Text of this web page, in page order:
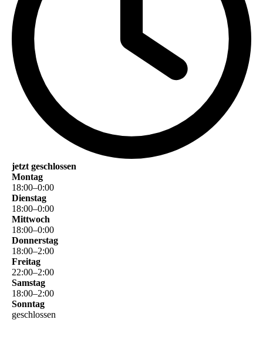
jetzt geschlossen
Montag
18:00–0:00
Dienstag
18:00–0:00
Mittwoch
18:00–0:00
Donnerstag
18:00–2:00
Freitag
22:00–2:00
Samstag
18:00–2:00
Sonntag
geschlossen